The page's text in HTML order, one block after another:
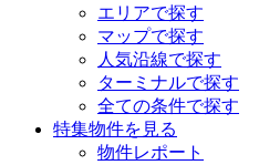
エリアで探す
マップで探す
人気沿線で探す
ターミナルで探す
全ての条件で探す
特集物件を見る
物件レポート